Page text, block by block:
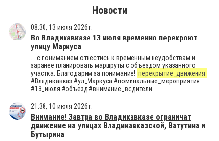
Новости
08:30, 13 июля 2026 г.
Во Владикавказе 13 июля временно перекроют
улицу Маркуса
... с пониманием отнестись к временным неудобствам и
заранее планировать маршруты с объездом указанного
участка. Благодарим за понимание! перекрытие_движения
#Владикавказ #ул_Маркуса #поминальные_мероприятия
#13_июля #объезд #внимание_водители
21:38, 10 июля 2026 г.
Внимание! Завтра во Владикавказе ограничат
движение на улицах Владикавказской, Ватутина и
Бутырина